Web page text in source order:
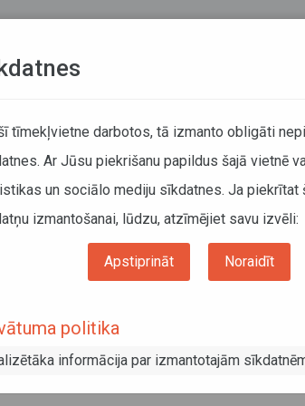
reģionālo autobusu maršrutos Pierīgā, Jēkabpils, Dobeles,
bānīti
sēde: plānotas
Jēkabpils, Dobeles, Saldus
pārvadājumus ar
tīmekļvietne darbotos, tā izmanto obligāti
Ar Jūsu piekrišanu papildus šajā vietnē
un sociālo mediju sīkdatnes. Ja piekrītat
izmantošanai, lūdzu, atzīmējiet savu izvēli:
Apstiprināt Noraidīt
politika
informācija par izmantotajām